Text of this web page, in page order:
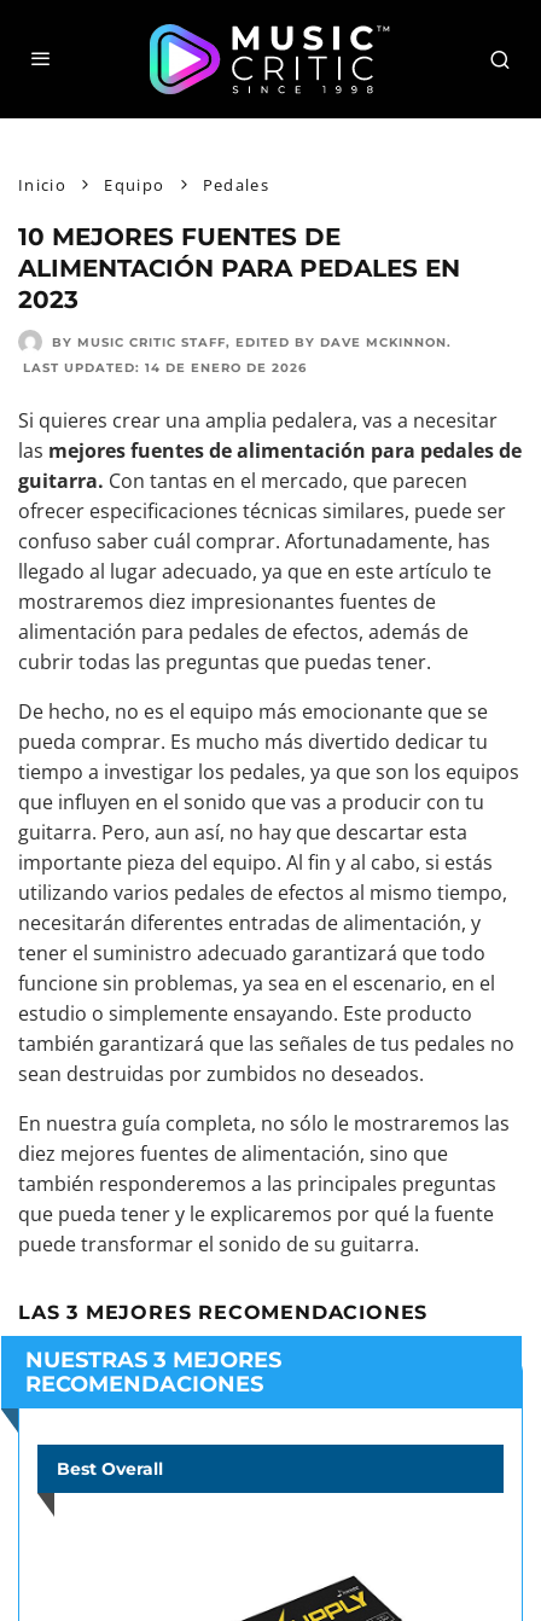
Inicio Equipo Pedales
10 MEJORES FUENTES DE
ALIMENTACIÓN PARA PEDALES EN
2023
BY MUSIC CRITIC STAFF, EDITED BY DAVE MCKINNON.
LAST UPDATED: 14 DE ENERO DE 2026
Si quieres crear una amplia pedalera, vas a necesitar
las mejores fuentes de alimentación para pedales de
guitarra. Con tantas en el mercado, que parecen
ofrecer especificaciones técnicas similares, puede ser
confuso saber cuál comprar. Afortunadamente, has
llegado al lugar adecuado, ya que en este artículo te
mostraremos diez impresionantes fuentes de
alimentación para pedales de efectos, además de
cubrir todas las preguntas que puedas tener.
De hecho, no es el equipo más emocionante que se
pueda comprar. Es mucho más divertido dedicar tu
tiempo a investigar los pedales, ya que son los equipos
que influyen en el sonido que vas a producir con tu
guitarra. Pero, aun así, no hay que descartar esta
importante pieza del equipo. Al fin y al cabo, si estás
utilizando varios pedales de efectos al mismo tiempo,
necesitarán diferentes entradas de alimentación, y
tener el suministro adecuado garantizará que todo
funcione sin problemas, ya sea en el escenario, en el
estudio o simplemente ensayando. Este producto
también garantizará que las señales de tus pedales no
sean destruidas por zumbidos no deseados.
En nuestra guía completa, no sólo le mostraremos las
diez mejores fuentes de alimentación, sino que
también responderemos a las principales preguntas
que pueda tener y le explicaremos por qué la fuente
puede transformar el sonido de su guitarra.
LAS 3 MEJORES RECOMENDACIONES
NUESTRAS 3 MEJORES
RECOMENDACIONES
Best Overall